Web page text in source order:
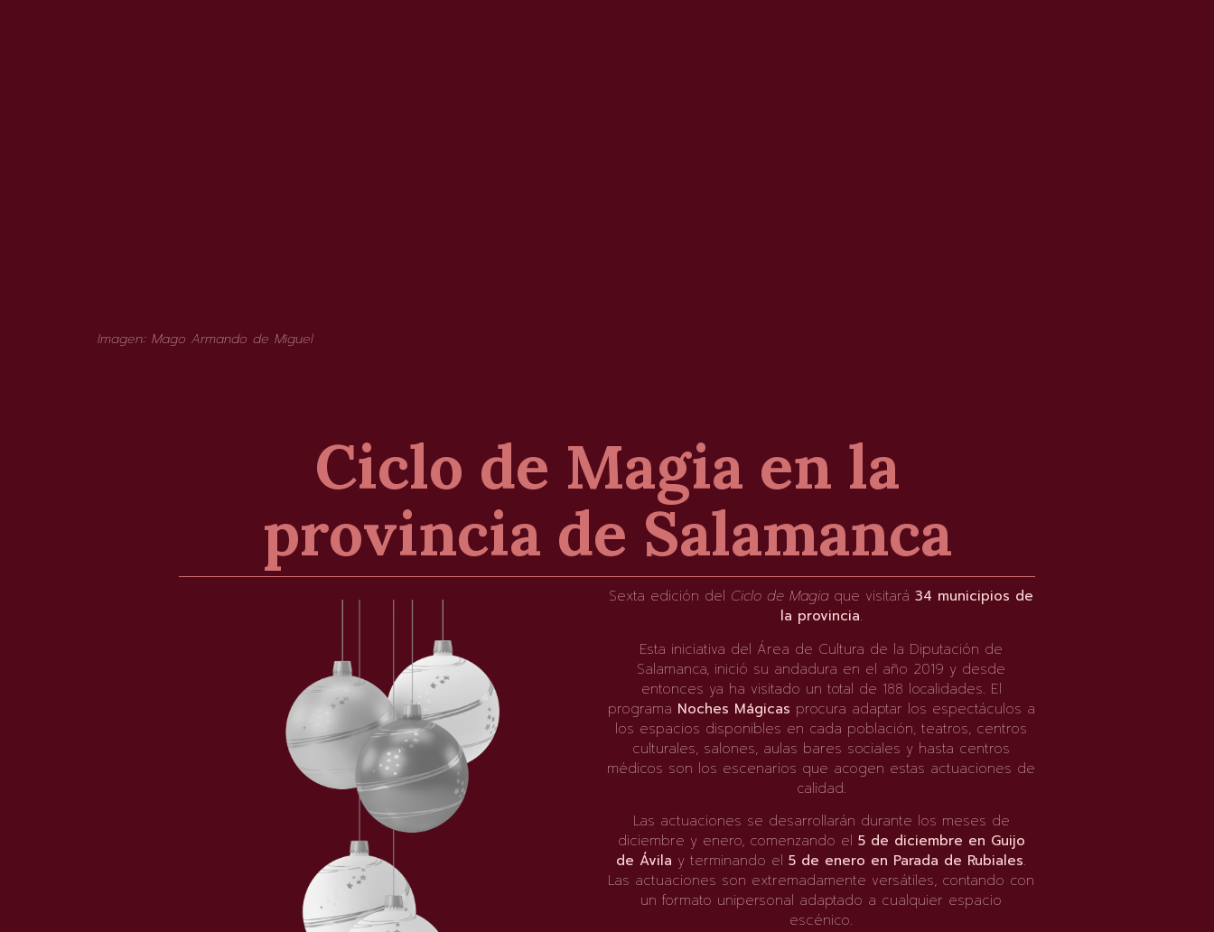
Imagen:: Mago Armando de Miguel
Ciclo de Magia en la
provincia de Salamanca
Sexta edición del Ciclo de Magiaque visitará34 municipios de
la provincia.
Esta iniciativa del Área de Cultura de la Diputación de
Salamanca, inició su andadura en el año 2019 y desde
entonces ya ha visitado un total de 188 localidades. El
programa Noches Mágicas procura adaptar los espectáculos a
los espacios disponibles en cada población, teatros, centros
culturales, salones, aulas bares sociales y hasta centros
médicos son los escenarios que acogen estas actuaciones de
calidad.
Las actuaciones se desarrollarán durante los meses de
diciembre y enero, comenzando el 5 de diciembre en Guijo
de Ávila y terminando el5 de enero en Parada de Rubiales.
Las actuaciones son extremadamente versátiles, contando con
un formato unipersonal adaptado a cualquier espacio
escénico.